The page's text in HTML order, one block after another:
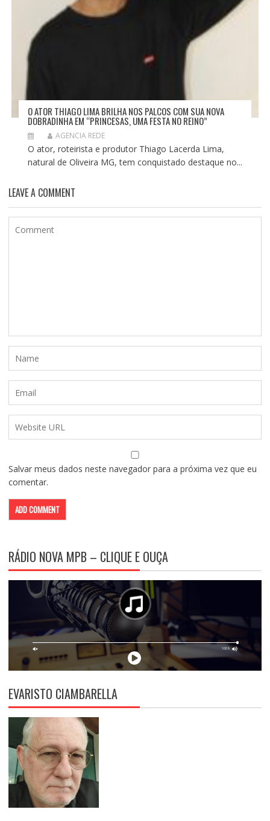
O ATOR THIAGO LIMA BRILHA NOS PALCOS COM SUA NOVA
DOBRADINHA EM “PRINCESAS, UMA FESTA NO REINO”
AGENCIA REDE
O ator, roteirista e produtor Thiago Lacerda Lima,
natural de Oliveira MG, tem conquistado destaque no...
LEAVE A COMMENT
Salvar meus dados neste navegador para a próxima vez que eu
comentar.
RÁDIO NOVA MPB – CLIQUE E OUÇA
EVARISTO CIAMBARELLA